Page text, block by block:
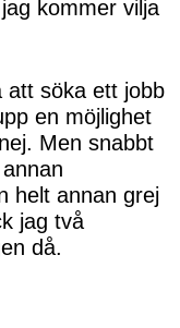
kommer vilja
att söka ett jobb
en möjlighet
Men snabbt
helt annan grej
jag två
då.